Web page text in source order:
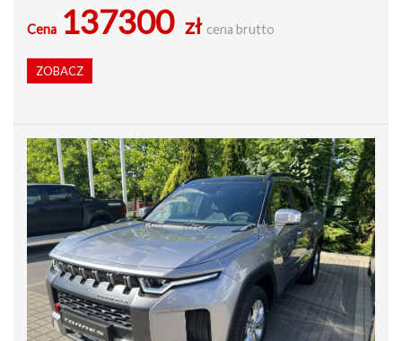
Cena 137300 zł cena brutto
ZOBACZ